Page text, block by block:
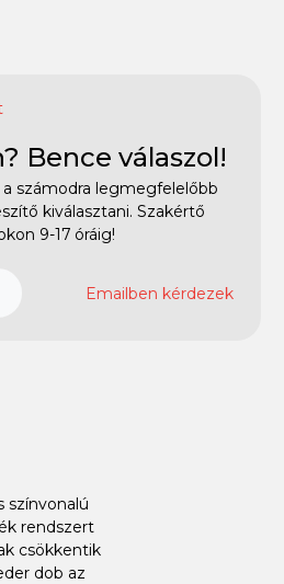
Bence válaszol!
számodra legmegfelelőbb
kiválasztani. Szakértő
9-17 óráig!
Emailben kérdezek
színvonalú
rendszert
csökkentik
dob az